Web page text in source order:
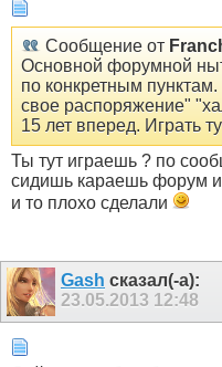
Сообщение от
Основной форумной
по конкретным
свое распоряжение"
15 лет вперед. Играть
Ты тут играешь ? по
сидишь караешь форум и
и то плохо сделали
Gash сказал(-а):
23.05.2013 12:48